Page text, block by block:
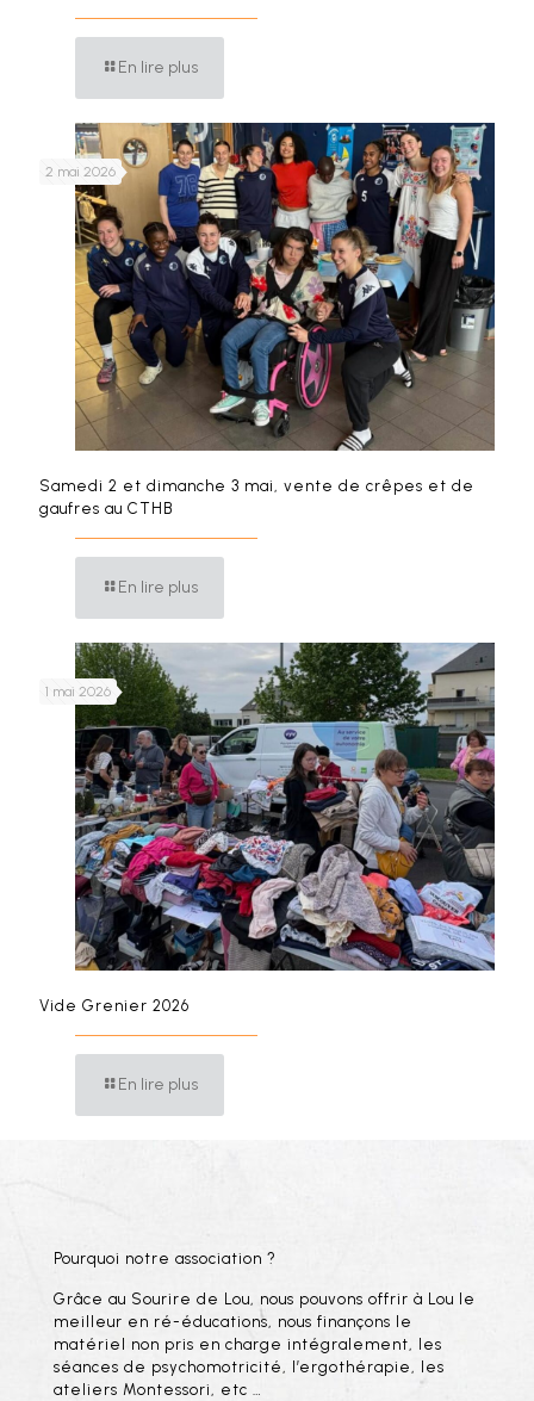
En lire plus
2 mai 2026
Samedi 2 et dimanche 3 mai, vente de crêpes et de
gaufres au CTHB
En lire plus
1 mai 2026
Vide Grenier 2026
En lire plus
Pourquoi notre association ?
Grâce au Sourire de Lou, nous pouvons offrir à Lou le
meilleur en ré-éducations, nous finançons le
matériel non pris en charge intégralement, les
séances de psychomotricité, l’ergothérapie, les
ateliers Montessori, etc …